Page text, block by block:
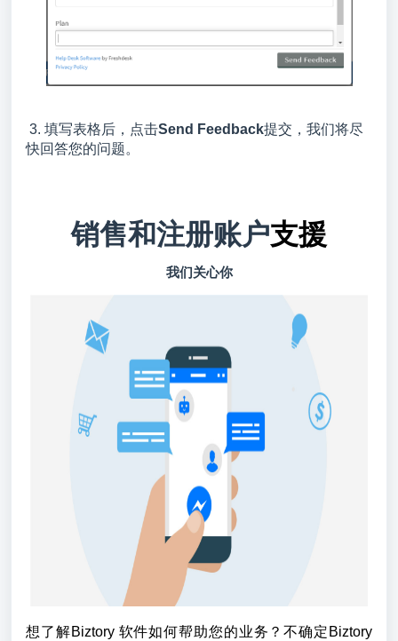
3. 填写表格后，点击Send Feedback提交，我们将尽
快回答您的问题。
销售和注册账户支援
我们关心你
想了解Biztory 软件如何帮助您的业务？不确定Biztory